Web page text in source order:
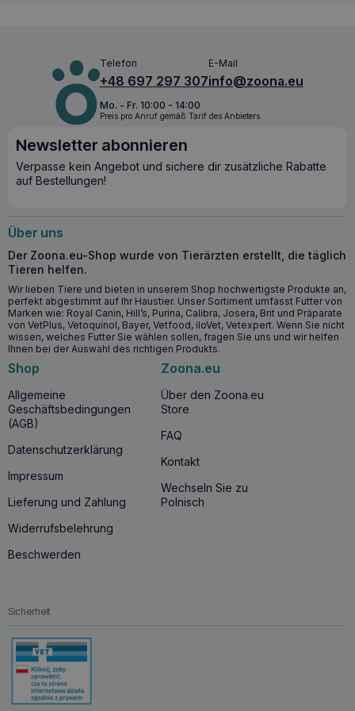
Telefon
+48 697 297 307
E-Mail
info@zoona.eu
Mo. - Fr. 10:00 - 14:00
Preis pro Anruf gemäß Tarif des Anbieters.
Newsletter abonnieren
Verpasse kein Angebot und sichere dir zusätzliche Rabatte
auf Bestellungen!
Über uns
Der Zoona.eu-Shop wurde von Tierärzten erstellt, die täglich
Tieren helfen.
Wir lieben Tiere und bieten in unserem Shop hochwertigste Produkte an,
perfekt abgestimmt auf Ihr Haustier. Unser Sortiment umfasst Futter von
Marken wie: Royal Canin, Hill’s, Purina, Calibra, Josera, Brit und Präparate
von VetPlus, Vetoquinol, Bayer, Vetfood, iloVet, Vetexpert. Wenn Sie nicht
wissen, welches Futter Sie wählen sollen, fragen Sie uns und wir helfen
Ihnen bei der Auswahl des richtigen Produkts.
Shop
Allgemeine
Geschäftsbedingungen
(AGB)
Datenschutzerklärung
Impressum
Lieferung und Zahlung
Widerrufsbelehrung
Beschwerden
Zoona.eu
Über den Zoona.eu
Store
FAQ
Kontakt
Wechseln Sie zu
Polnisch
Sicherheit